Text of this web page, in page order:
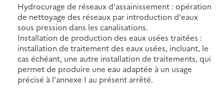
Hydrocurage de réseaux d'assainissement : opération
de nettoyage des réseaux par introduction d'eaux
sous pression dans les canalisations.
Installation de production des eaux usées traitées :
installation de traitement des eaux usées, incluant, le
cas échéant, une autre installation de traitements, qui
permet de produire une eau adaptée à un usage
précisé à l'annexe I au présent arrêté.